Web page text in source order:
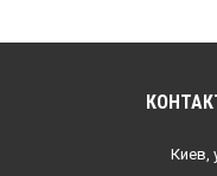
Киев,